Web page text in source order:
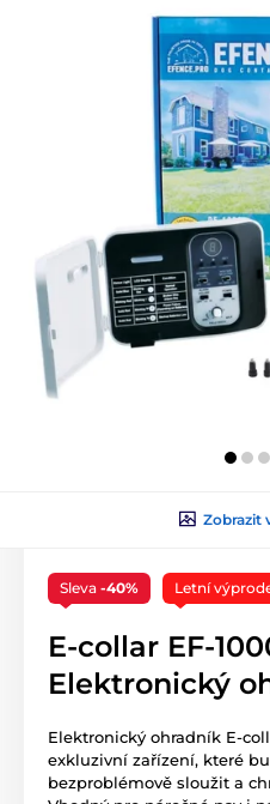
Zobrazit
Sleva -40% Letní
E-collar EF-
Elektronický
Elektronický ohradník E-
exkluzivní zařízení, které
bezproblémově sloužit a